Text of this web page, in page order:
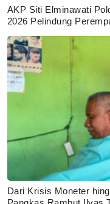
AKP Siti Elminawati
2026 Pelindung
Dari Krisis Moneter